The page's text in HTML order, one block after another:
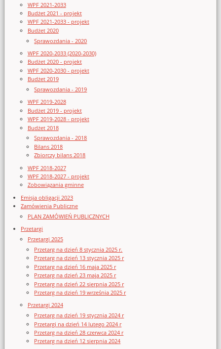
WPF 2021-2033
Budżet 2021 - projekt
WPF 2021-2033 - projekt
Budżet 2020
Sprawozdania - 2020
WPF 2020-2033 (2020-2030)
Budżet 2020 - projekt
WPF 2020-2030 - projekt
Budżet 2019
Sprawozdania - 2019
WPF 2019-2028
Budżet 2019 - projekt
WPF 2019-2028 - projekt
Budżet 2018
Sprawozdania - 2018
Bilans 2018
Zbiorczy bilans 2018
WPF 2018-2027
WPF 2018-2027 - projekt
Zobowiązania gminne
Emisja obligacji 2023
Zamówienia Publiczne
PLAN ZAMÓWIEŃ PUBLICZNYCH
Przetargi
Przetargi 2025
Przetarg na dzień 8 stycznia 2025 r.
Przetarg na dzień 13 stycznia 2025 r
Przetarg na dzień 16 maja 2025 r
Przetarg na dzień 23 maja 2025 r
Przetarg na dzień 22 sierpnia 2025 r
Przetarg na dzień 19 września 2025 r
Przetargi 2024
Przetarg na dzień 19 stycznia 2024 r
Przetargi na dzień 14 lutego 2024 r
Przetarg na dzień 28 czerwca 2024 r
Przetarg na dzień 12 sierpnia 2024